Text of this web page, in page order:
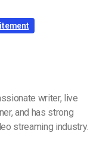
writer, live
and has strong
streaming industry.